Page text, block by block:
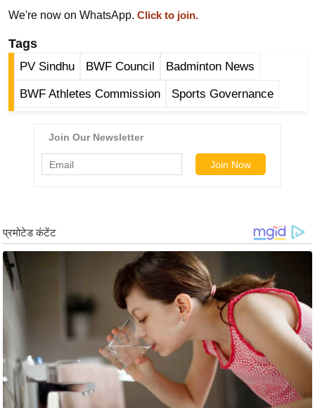
त
ऑ
टो
व
र्ल्ड
रं
ज
न
ज
ली
वु
ड
We're now on WhatsApp. Click to join.
Tags
PV Sindhu BWF Council Badminton News
BWF Athletes Commission Sports Governance